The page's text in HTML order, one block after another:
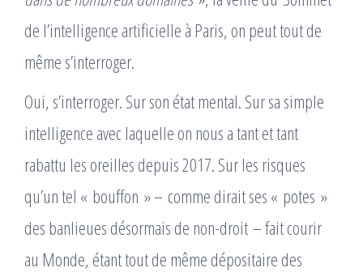
de l’intelligence artificielle à Paris, on peut tout de
même s’interroger.
Oui, s’interroger. Sur son état mental. Sur sa simple
intelligence avec laquelle on nous a tant et tant
rabattu les oreilles depuis 2017. Sur les risques
qu’un tel « bouffon » – comme dirait ses « potes »
des banlieues désormais de non-droit – fait courir
au Monde, étant tout de même dépositaire des